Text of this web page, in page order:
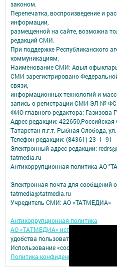
законом.
Перепечатка, воспроизведение и
информации,
размещенной на сайте, возможна
редакций СМИ.
При поддержке Республиканского
коммуникациям.
Наименование СМИ: Авыл
СМИ зарегистрировано
связи,
информационных технологий и
запись о регистрации СМИ ЭЛ № ФС
ФИО главного редактора: Газизова
Адрес редакции:
Татарстан п.г.т. Рыбная Слобода,
Телефон редакции: (84361) 23- 1- 91
Электронный адрес редакции:
tatmedia.ru
Антикоррупционная политика АО
Электронная почта для сообщений
tatmedia@tatmedia.ru
Учредитель СМИ: АО «ТАТМЕДИА»
Антикоррупционная политика
АО «ТАТМЕДИА» использует «cookie»
удобства пользователей сайтом.
Использование «cookie» можно
Политика конфиденциальности